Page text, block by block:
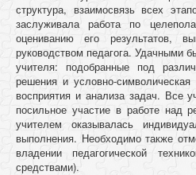
структура, взаимосвязь всех
заслуживала работа по
оцениванию его результатов,
руководством педагога. Удачными
учителя: подобранные под
решения и условно-символическая
восприятия и анализа задач. Все
посильное участие в работе над
учителем оказывалась
выполнения. Необходимо также
владении педагогической
средствами).